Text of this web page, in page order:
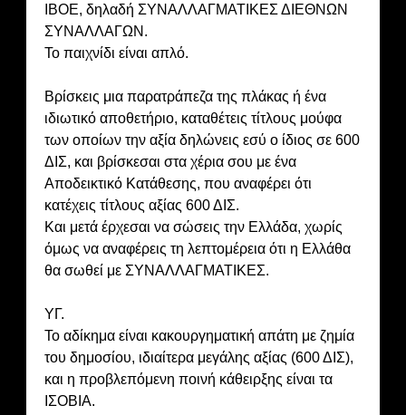
ΙΒΟΕ, δηλαδή ΣΥΝΑΛΛΑΓΜΑΤΙΚΕΣ ΔΙΕΘΝΩΝ
ΣΥΝΑΛΛΑΓΩΝ.
Το παιχνίδι είναι απλό.
Βρίσκεις μια παρατράπεζα της πλάκας ή ένα
ιδιωτικό αποθετήριο, καταθέτεις τίτλους μούφα
των οποίων την αξία δηλώνεις εσύ ο ίδιος σε 600
ΔΙΣ, και βρίσκεσαι στα χέρια σου με ένα
Αποδεικτικό Κατάθεσης, που αναφέρει ότι
κατέχεις τίτλους αξίας 600 ΔΙΣ.
Και μετά έρχεσαι να σώσεις την Ελλάδα, χωρίς
όμως να αναφέρεις τη λεπτομέρεια ότι η Ελλάθα
θα σωθεί με ΣΥΝΑΛΛΑΓΜΑΤΙΚΕΣ.
ΥΓ.
Το αδίκημα είναι κακουργηματική απάτη με ζημία
του δημοσίου, ιδιαίτερα μεγάλης αξίας (600 ΔΙΣ),
και η προβλεπόμενη ποινή κάθειρξης είναι τα
ΙΣΟΒΙΑ.